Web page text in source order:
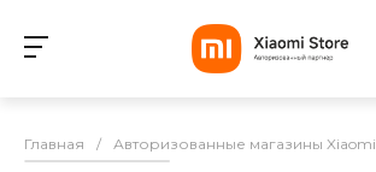
Главная / Авторизованные магазины Xiaomi